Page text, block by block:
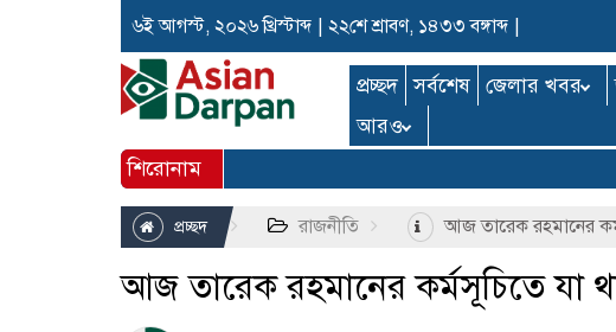
৬ই আগস্ট, ২০২৬ খ্রিস্টাব্দ ২২শে শ্রাবণ, ১৪৩৩ বঙ্গাব্দ
প্রচ্ছদ সর্বশেষ জেলার খবর
আরও
শিরোনাম
প্রচ্ছদ রাজনীতি আজ তারেক রহমানের
আজ তারেক রহমানের কর্মসূচিতে যা